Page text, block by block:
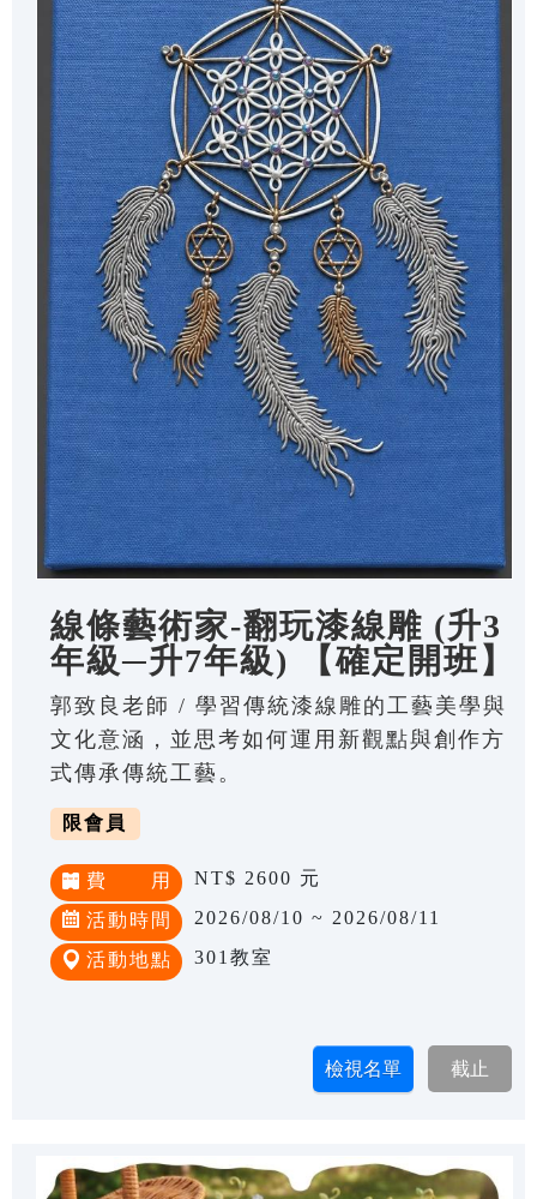
線條藝術家-翻玩漆線雕 (升3
年級─升7年級) 【確定開班】
郭致良老師 / 學習傳統漆線雕的工藝美學與
文化意涵，並思考如何運用新觀點與創作方
式傳承傳統工藝。
限會員
費 用 NT$ 2600 元
活動時間 2026/08/10 ~ 2026/08/11
活動地點 301教室